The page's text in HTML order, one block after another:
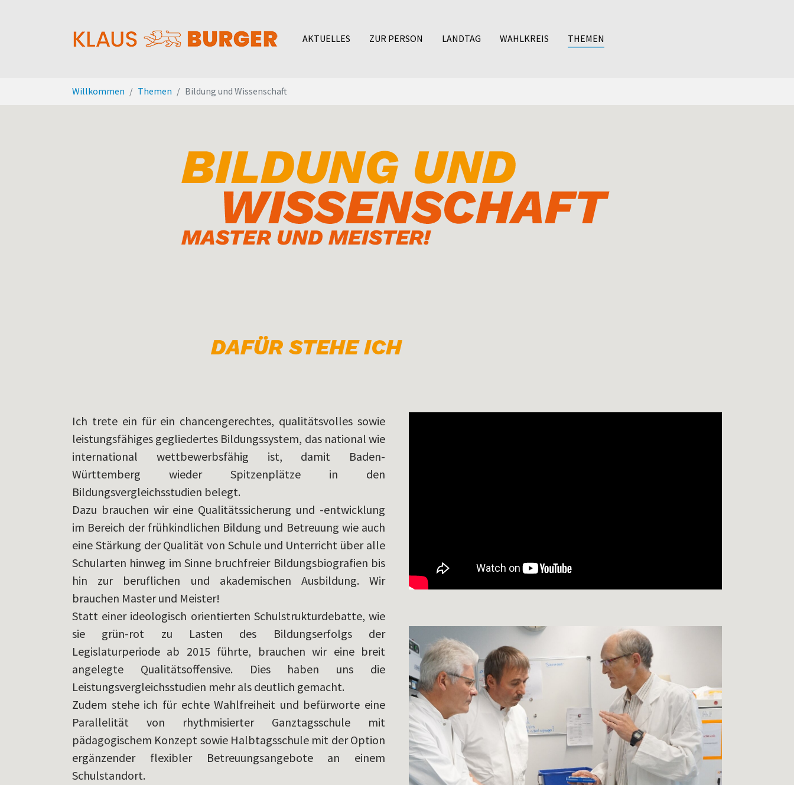
AKTUELLES ZUR PERSON LANDTAG WAHLKREIS THEMEN
Willkommen Themen Bildung und Wissenschaft
Ich trete ein für ein chancengerechtes, qualitätsvolles sowie
leistungsfähiges gegliedertes Bildungssystem, das national wie
international wettbewerbsfähig ist, damit Baden-
Württemberg wieder Spitzenplätze in den
Bildungsvergleichsstudien belegt.
Dazu brauchen wir eine Qualitätssicherung und -entwicklung
im Bereich der frühkindlichen Bildung und Betreuung wie auch
eine Stärkung der Qualität von Schule und Unterricht über alle
Schularten hinweg im Sinne bruchfreier Bildungsbiografien bis
hin zur beruflichen und akademischen Ausbildung. Wir
brauchen Master und Meister!
Statt einer ideologisch orientierten Schulstrukturdebatte, wie
sie grün-rot zu Lasten des Bildungserfolgs der
Legislaturperiode ab 2015 führte, brauchen wir eine breit
angelegte Qualitätsoffensive. Dies haben uns die
Leistungsvergleichsstudien mehr als deutlich gemacht.
Zudem stehe ich für echte Wahlfreiheit und befürworte eine
Parallelität von rhythmisierter Ganztagsschule mit
pädagogischem Konzept sowie Halbtagsschule mit der Option
ergänzender flexibler Betreuungsangebote an einem
Schulstandort.